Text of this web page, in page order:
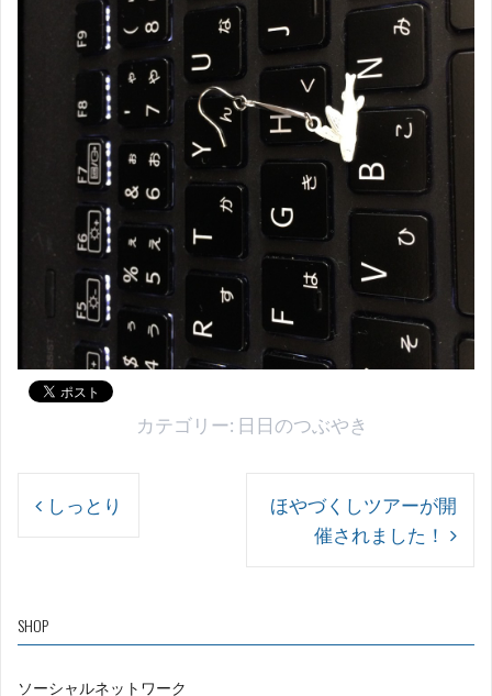
カテゴリー: 日日のつぶやき
投
稿
ゲ
ー
しっとり
ほやづくしツアーが開
催されました！
SHOP
ソーシャルネットワーク